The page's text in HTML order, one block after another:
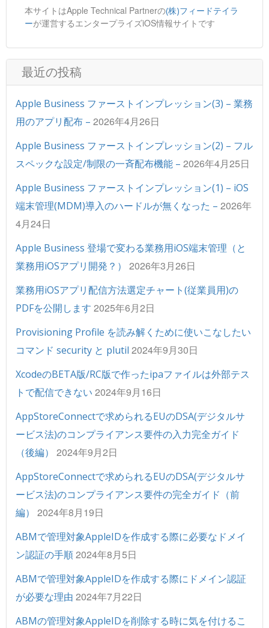
本サイトはApple Technical Partnerの(株)フィードテイラ
ーが運営するエンタープライズiOS情報サイトです
最近の投稿
Apple Business ファーストインプレッション(3) – 業務
用のアプリ配布 – 2026年4月26日
Apple Business ファーストインプレッション(2) – フル
スペックな設定/制限の一斉配布機能 – 2026年4月25日
Apple Business ファーストインプレッション(1) – iOS
端末管理(MDM)導入のハードルが無くなった – 2026年
4月24日
Apple Business 登場で変わる業務用iOS端末管理（と
業務用iOSアプリ開発？）
2026年3月26日
業務用iOSアプリ配信方法選定チャート(従業員用)の
PDFを公開します 2025年6月2日
Provisioning Profile を読み解くために使いこなしたい
コマンド security と plutil 2024年9月30日
XcodeのBETA版/RC版で作ったipaファイルは外部テス
トで配信できない 2024年9月16日
AppStoreConnectで求められるEUのDSA(デジタルサ
ービス法)のコンプライアンス要件の入力完全ガイド
（後編）
2024年9月2日
AppStoreConnectで求められるEUのDSA(デジタルサ
ービス法)のコンプライアンス要件の完全ガイド（前
編）
2024年8月19日
ABMで管理対象AppleIDを作成する際に必要なドメイ
ン認証の手順2024年8月5日
ABMで管理対象AppleIDを作成する際にドメイン認証
が必要な理由 2024年7月22日
ABMの管理対象AppleIDを削除する時に気を付けるこ